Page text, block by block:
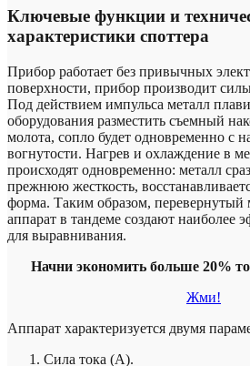
Ключевые функции и
характеристики споттера
Прибор работает без привычных
поверхности, прибор производит
Под действием импульса металл
оборудования разместить съемный
молота, сопло будет одновременно с
вогнутости. Нагрев и охлаждение в
происходят одновременно: металл
прежнюю жесткость,
форма. Таким образом, перевернутый
аппарат в тандеме создают наиболее
для выравнивания.
Начни экономить больше 20%
Жми!
Аппарат характеризуется двумя
Сила тока (А).